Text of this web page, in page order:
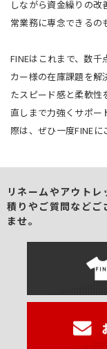
しながら資金繰りの
常業務に専念できるの
FINEはこれまで、数
カー様の在庫課題を解
たスピード感と柔軟性
直しまで力強くサポー
際は、ぜひ一度FINEに
リネームやアウトレ
積りやご質問などご
ませ。